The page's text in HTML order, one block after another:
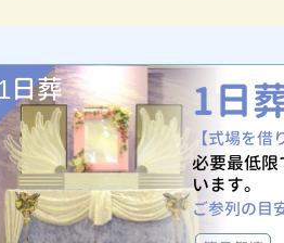
日葬 1日
【式場を
必要最低
います。
ご参列の目